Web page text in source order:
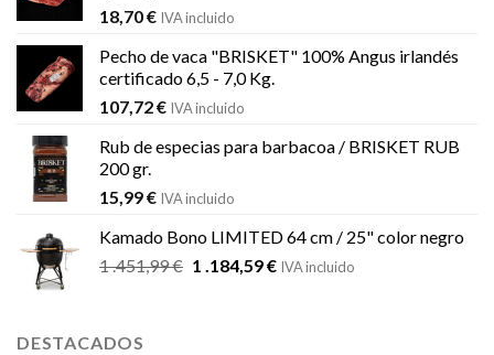
18,70€ IVA incluido
Pecho de vaca "BRISKET" 100% Angus irlandés
certificado 6,5 - 7,0 Kg.
107,72€ IVA incluido
Rub de especias para barbacoa / BRISKET RUB
200 gr.
15,99€ IVA incluido
Kamado Bono LIMITED 64 cm / 25" color negro
1 .451,99€ El
1 .184,59€ElIVA incluido
DESTACADOS